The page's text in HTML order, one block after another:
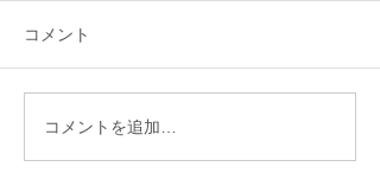
眼精疲労を鍼治療でやわ
らげる方法
コメント
コメントを追加…